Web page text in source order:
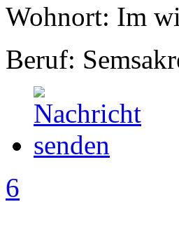
Wohnort: Im
Beruf:
6